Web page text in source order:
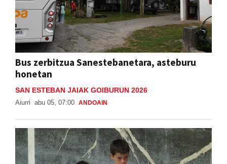
Bus zerbitzua Sanestebanetara, asteburu
honetan
SAN ESTEBAN JAIAK GOIBURUN 2026
Aiurri abu 05, 07:00 ANDOAIN